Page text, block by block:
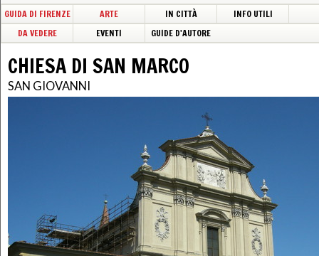
GUIDA DI FIRENZE ARTE IN CITTÀ
INFO UTILI
DA VEDERE
EVENTI GUIDE D'AUTORE
CHIESA DI SAN MARCO
SAN GIOVANNI